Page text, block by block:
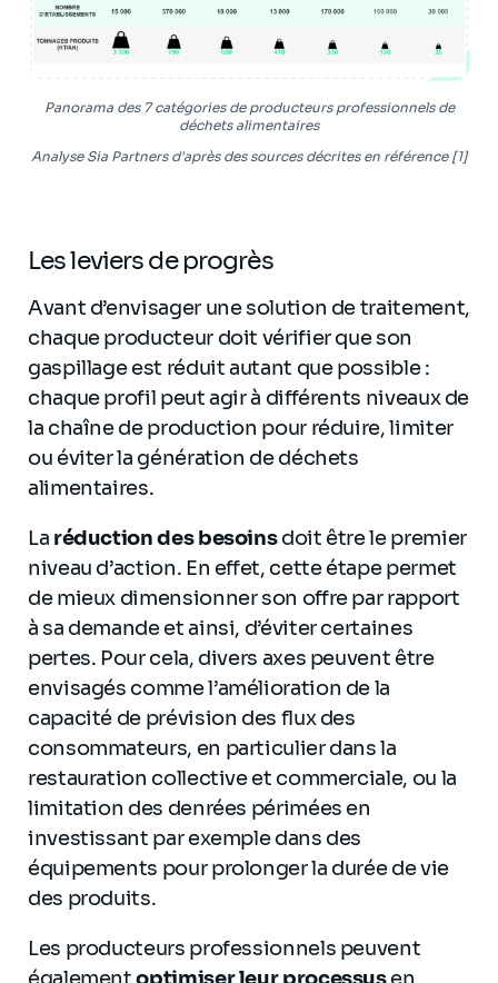
Panorama des 7 catégories de producteurs professionnels de
déchets alimentaires
Analyse Sia Partners d'après des sources décrites en référence [1]
Les leviers de progrès
Avant d’envisager une solution de traitement,
chaque producteur doit vérifier que son
gaspillage est réduit autant que possible :
chaque profil peut agir à différents niveaux de
la chaîne de production pour réduire, limiter
ou éviter la génération de déchets
alimentaires.
La réduction des besoinsdoit être le premier
niveau d’action. En effet, cette étape permet
de mieux dimensionner son offre par rapport
à sa demande et ainsi, d’éviter certaines
pertes. Pour cela, divers axes peuvent être
envisagés comme l’amélioration de la
capacité de prévision des flux des
consommateurs, en particulier dans la
restauration collective et commerciale, ou la
limitation des denrées périmées en
investissant par exemple dans des
équipements pour prolonger la durée de vie
des produits.
Les producteurs professionnels peuvent